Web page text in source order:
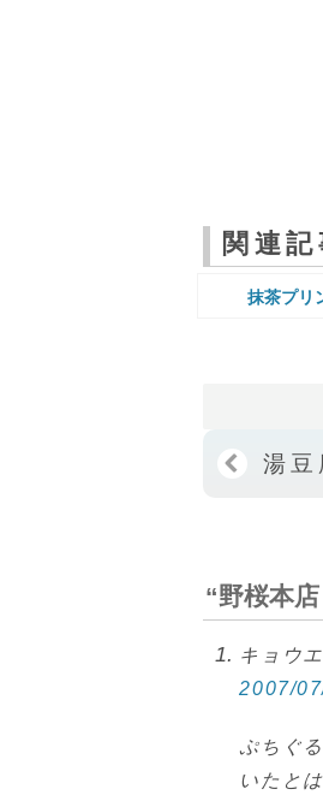
関連記
抹茶プリ
湯豆
“野桜本
キョウエ
2007/
ぷちぐ
いたとは